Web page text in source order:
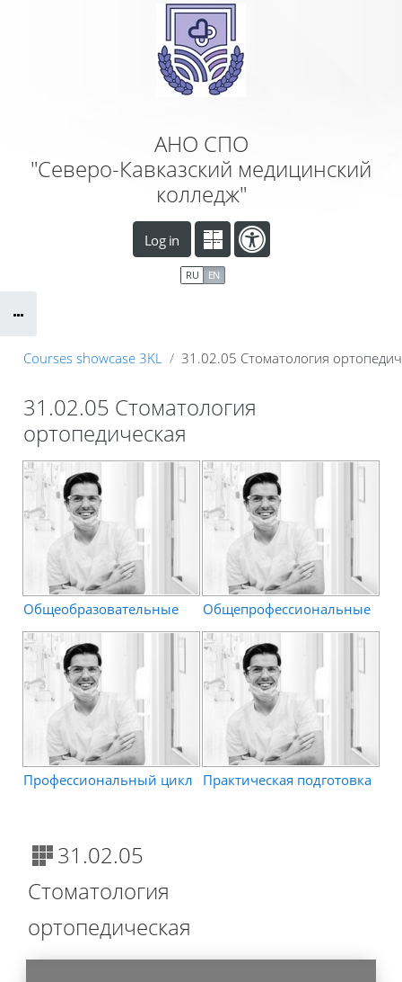
АНО СПО
"Северо-Кавказский медицинский
колледж"
Log in
RU EN
Courses showcase 3KL 31.02.05 Стоматология
31.02.05 Стоматология
ортопедическая
Общеобразовательные Общепрофессиональные
Профессиональный цикл Практическая подготовка
31.02.05
Стоматология
ортопедическая